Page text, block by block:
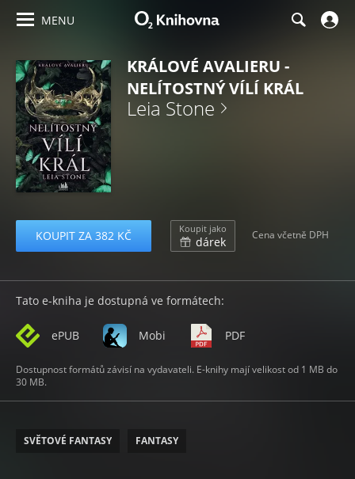
MENU
KRÁLOVÉ AVALIERU -
NELÍTOSTNÝ VÍLÍ KRÁL
Leia Stone
KOUPIT ZA 382 KČ Koupit jako
dárek Cena včetně DPH
Tato e-kniha je dostupná ve formátech:
ePUB Mobi PDF
Dostupnost formátů závisí na vydavateli. E-knihy mají velikost od 1 MB do
30 MB.
SVĚTOVÉ FANTASY FANTASY